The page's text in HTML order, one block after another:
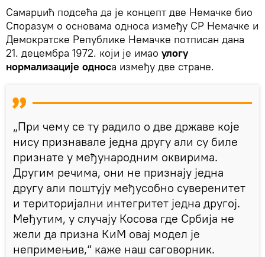
Самарџић подсећа да је концепт две Немачке био
Споразум о основама односа између СР Немачке и
Демократске Републике Немачке потписан дана
21. децембра 1972. који је имао улогу
нормализације односа између две стране.
„При чему се ту радило о две државе које
нису признавале једна другу али су биле
признате у међународним оквирима.
Другим речима, они не признају једна
другу али поштују међусобно суверенитет
и територијални интегритет једна другој.
Међутим, у случају Косова где Србија не
жели да призна КиМ овај модел је
непримењив,“ каже наш саговорник.